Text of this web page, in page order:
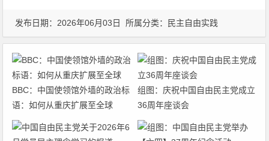
发布日期：2026年06月03日 所属分类： 民主自由实践
BBC：中国使领馆外墙的政治标
语：如何从重庆扩展至全球
组图：庆祝中国自由民主党成立
36周年座谈会